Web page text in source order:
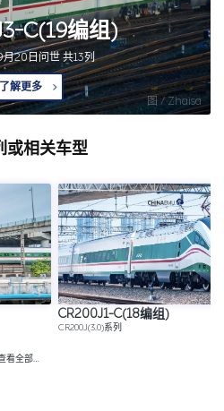
图 / Zhaisa
C(19编组)
20日问世 共13列
了解更多
或相关车型
CR200J1-C(18编组)
CR200J(3.0)系列
看全部…